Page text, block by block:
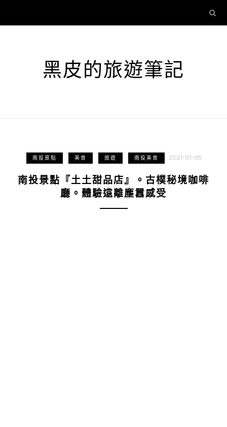
黑皮的旅遊筆記
南投景點 美食 旅遊 南投美食 2021-01-09
南投景點『土土甜品店』。古樸秘境咖啡
廳。體驗遠離塵囂感受